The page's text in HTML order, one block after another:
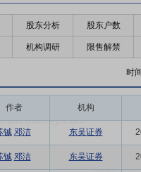
股东分析 股东户数
机构调研 限售解禁
时
作者 机构
铖 邓洁 东吴证券
铖 邓洁 东吴证券